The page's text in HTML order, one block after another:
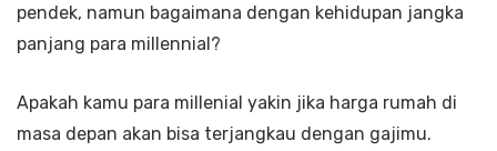
pendek, namun bagaimana dengan kehidupan jangka
panjang para millennial?
Apakah kamu para millenial yakin jika harga rumah di
masa depan akan bisa terjangkau dengan gajimu.